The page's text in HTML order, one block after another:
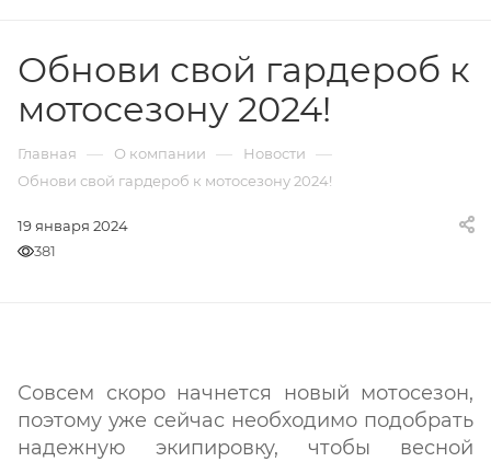
Обнови свой гардероб к
мотосезону 2024!
Главная — О компании — Новости —
Обнови свой гардероб к мотосезону 2024!
19 января 2024
381
Совсем скоро начнется новый мотосезон,
поэтому уже сейчас необходимо подобрать
надежную экипировку, чтобы весной